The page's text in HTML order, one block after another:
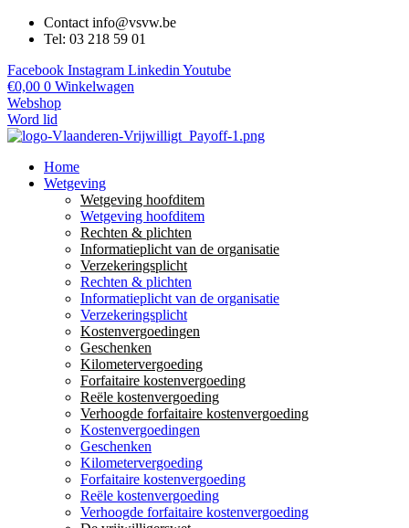
Contact info@vsvw.be
Tel: 03 218 59 01
Facebook Instagram Linkedin Youtube
€0,00 0 Winkelwagen
Webshop
Word lid
Home
Wetgeving
Wetgeving hoofditem
Wetgeving hoofditem
Rechten & plichten
Informatieplicht van de organisatie
Verzekeringsplicht
Rechten & plichten
Informatieplicht van de organisatie
Verzekeringsplicht
Kostenvergoedingen
Geschenken
Kilometervergoeding
Forfaitaire kostenvergoeding
Reële kostenvergoeding
Verhoogde forfaitaire kostenvergoeding
Kostenvergoedingen
Geschenken
Kilometervergoeding
Forfaitaire kostenvergoeding
Reële kostenvergoeding
Verhoogde forfaitaire kostenvergoeding